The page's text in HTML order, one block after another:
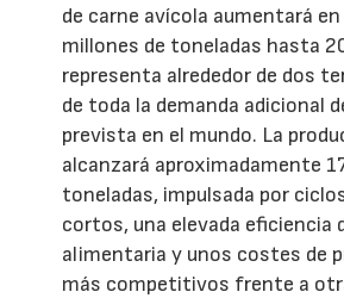
de carne avícola aumentará
millones de toneladas hasta
representa alrededor de dos
de toda la demanda adicional
prevista en el mundo. La
alcanzará aproximadamente
toneladas, impulsada por
cortos, una elevada eficiencia
alimentaria y unos costes de
más competitivos frente a